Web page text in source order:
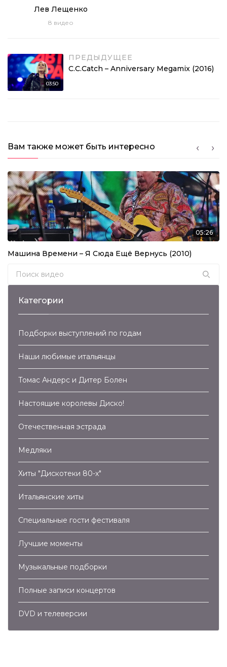
Лев Лещенко
8 видео
03:50
ПРЕДЫДУЩЕЕ
C.C.Catch – Anniversary Megamix (2016)
Вам также может быть интересно
05:26
Машина Времени – Я Сюда Ещё Вернусь (2010)
Search for:
Категории
Подборки выступлений по годам
Наши любимые итальянцы
Томас Андерс и Дитер Болен
Настоящие королевы Диско!
Отечественная эстрада
Медляки
Хиты "Дискотеки 80-х"
Итальянские хиты
Специальные гости фестиваля
Лучшие моменты
Музыкальные подборки
Полные записи концертов
DVD и телеверсии